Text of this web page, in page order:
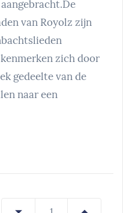
De
van Royolz zijn
zich door
gedeelte van de
naar een